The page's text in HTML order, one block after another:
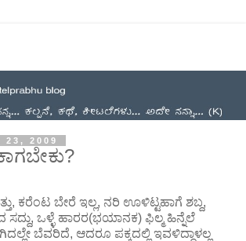
23, 2009
ಕರೆಂಟ ಬೇರೆ ಇಲ್ಲ, ನರಿ ಊಳಿಟ್ಟಹಾಗೆ ಶಬ್ದ,
ಸದ್ದು, ಒಳ್ಳೆ ಹಾರರ(ಭಯಾನಕ) ಫಿಲ್ಮ ಹಿನ್ನೆಲೆ
ಬೆವರಿದೆ, ಆದರೂ ಪಕ್ಕದಲ್ಲಿ ಇವಳಿದ್ದಾಳಲ್ಲ